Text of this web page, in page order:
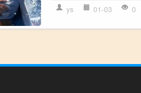
ys 01-03 0